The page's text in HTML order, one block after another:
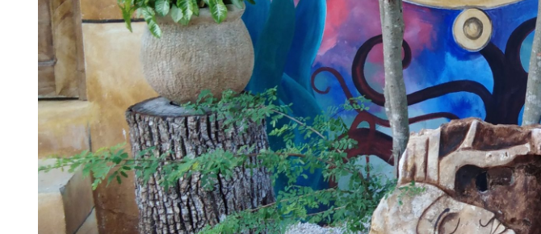
URKRAFT DER
WEIBLICHKEIT
RITUALE
FÜR PAARE
FRAUEN
RETREAT(KlosterG
ut Schlehdorf)
FRAUEN
RETREAT
(Schöllnach)
Body in Move
Sinnfonie der Hände
Lotuskelch &
Vajrakraft
Herz und Ekstase
Tor des Vertrauens
Wege der
Meisterschaft
Deep & Silence